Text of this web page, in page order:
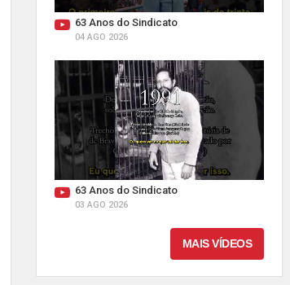
63 Anos do Sindicato
04 AGO 2026
63 Anos do Sindicato
03 AGO 2026
MAIS VÍDEOS